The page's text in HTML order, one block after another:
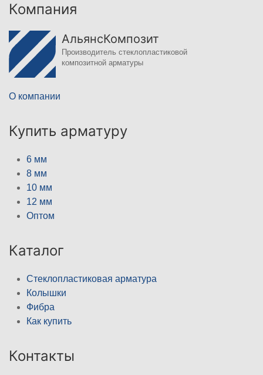
Компания
АльянсКомпозит
Производитель стеклопластиковой
композитной арматуры
О компании
Купить арматуру
6 мм
8 мм
10 мм
12 мм
Оптом
Каталог
Стеклопластиковая арматура
Колышки
Фибра
Как купить
Контакты